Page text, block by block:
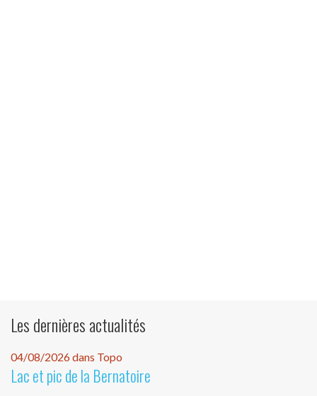
Les dernières actualités
04/08/2026 dans Topo
Lac et pic de la Bernatoire